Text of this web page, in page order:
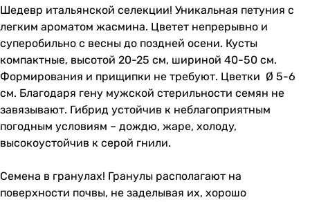
Шедевр итальянской селекции! Уникальная петуния с
легким ароматом жасмина. Цветет непрерывно и
суперобильно с весны до поздней осени. Кусты
компактные, высотой 20-25 см, шириной 40-50 см.
Формирования и прищипки не требуют. Цветки Ø 5-6
см. Благодаря гену мужской стерильности семян не
завязывают. Гибрид устойчив к неблагоприятным
погодным условиям – дождю, жаре, холоду,
высокоустойчив к серой гнили.
Семена в гранулах! Гранулы располагают на
поверхности почвы, не заделывая их, хорошо